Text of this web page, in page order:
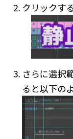
クリックす
さらに選択
ると以下の